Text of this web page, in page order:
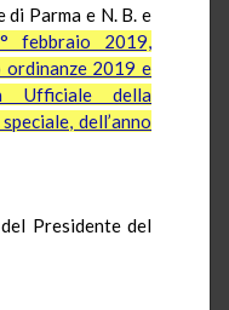
Parma e N. B. e
febbraio 2019,
2019 e
Ufficiale della
dell’anno
Presidente del